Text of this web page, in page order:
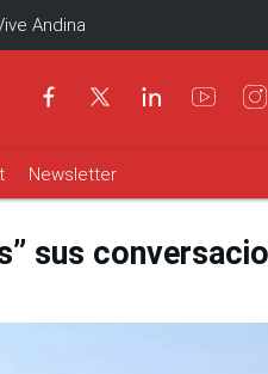
Andina
Newsletter
sus